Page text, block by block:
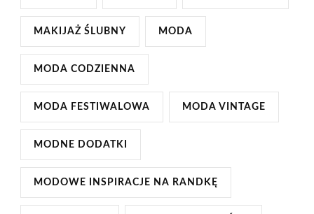
MAKIJAŻ ŚLUBNY MODA
MODA CODZIENNA
MODA FESTIWALOWA MODA VINTAGE
MODNE DODATKI
MODOWE INSPIRACJE NA RANDKĘ